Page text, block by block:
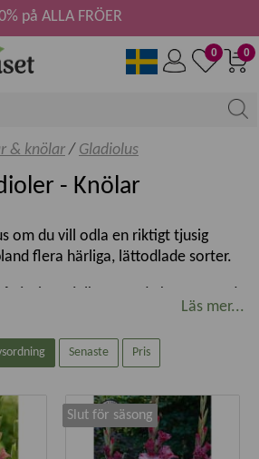
0
0
på ALLA FRÖER
& knölar/ Gladiolus
- Knölar
om du vill odla en riktigt tjusig
flera härliga, lättodlade sorter.
som förökas med knölar och
tror. Välj bland massor av sorters
eller maffiga flerfärgade med
svärdsliljeväxter, Iridaceae. Du ser
Läs mer...
Senaste Pris
Slut för säsong